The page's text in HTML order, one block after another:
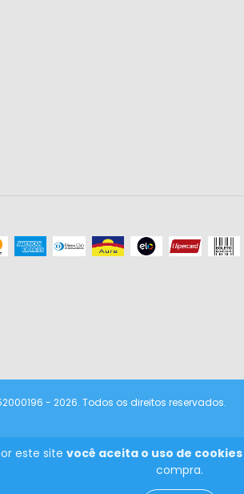
este site você aceita o uso de cookies
compra.
- 2026. Todos os direitos reservados.